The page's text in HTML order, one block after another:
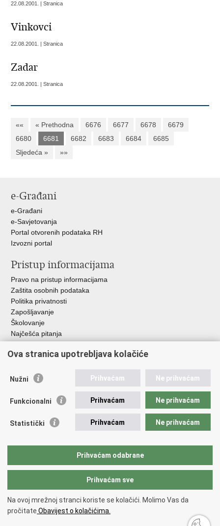
22.08.2001. | Stranica
Vinkovci
22.08.2001. | Stranica
Zadar
22.08.2001. | Stranica
«« « Prethodna 6676 6677 6678
6679
6680
6681 6682 6683 6684
6685
Sljedeća »
»»
e-Građani
e-Građani
e-Savjetovanja
Portal otvorenih podataka RH
Izvozni portal
Pristup informacijama
Pravo na pristup informacijama
Zaštita osobnih podataka
Politika privatnosti
Zapošljavanje
Školovanje
Najčešća pitanja
Važne poveznice
EMN Nacionalna kontaktna točka za Republiku Hrvatsku
Policijska akademija
Zaklada policijske solidarnosti
Udruge
Copyright © 2026 Ministarstvo unutarnjih poslova Republike Hrvatske.
Uvjeti korištenja.Izjava o pristupačnosti
Ova stranica upotrebljava kolačiće
Nužni Prihvaćam Ne prihvaćam
Funkcionalni Prihvaćam Ne prihvaćam
Statistički Prihvaćam Ne prihvaćam
Prihvaćam odabrane
Prihvaćam sve
Na ovoj mrežnoj stranci koriste se kolačići. Molimo Vas da
pročitate Obavijest o kolačićima.